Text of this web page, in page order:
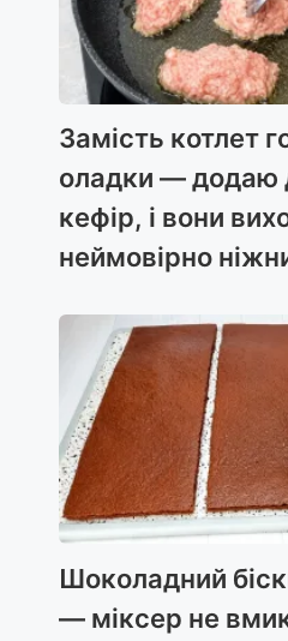
Замість котлет
оладки — додаю
кефір, і вони
неймовірно
Шоколадний
— міксер не